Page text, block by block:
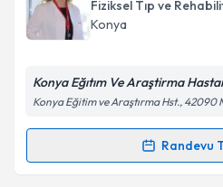
takvim hazırlandığında e-
Kişisel verilerimin
Metni'ni okudum ve
Fiziksel Tıp ve
Konya
Konya Eğıtım Ve Araştirma
Konya Eğitim ve Araştırma Hst., 42090
Randevu
Randevu Takvimi